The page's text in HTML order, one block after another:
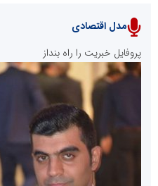
پایگاه خبری نهضت ملی مسکن
سازمان بورس و اوراق بهادار
مرجع اخبار موثق در بازارسرمایه
مدل اقتصادی
پروفایل خبریت را راه بنداز